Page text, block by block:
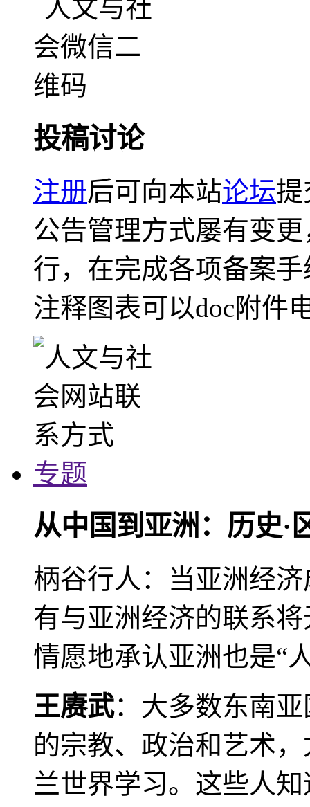
投稿讨论
注册后可向本站论坛提
公告管理方式屡有变
行，在完成各项备案
注释图表可以doc附件
专题
从中国到亚洲：历史·
柄谷行人：当亚洲经
有与亚洲经济的联系
情愿地承认亚洲也是“
王赓武：大多数东南
的宗教、政治和艺术
兰世界学习。这些人